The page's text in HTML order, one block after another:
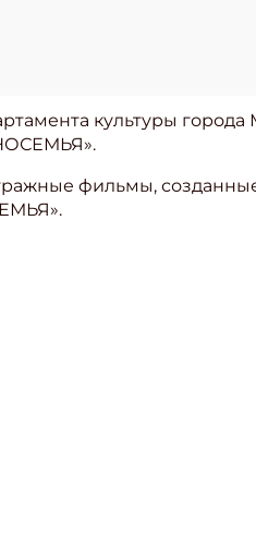
культуры города
фильмы,